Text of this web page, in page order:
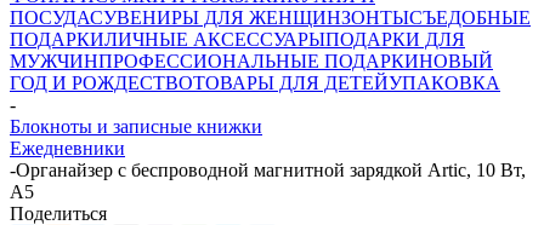
ПОСУДАСУВЕНИРЫ ДЛЯ ЖЕНЩИНЗОНТЫСЪЕДОБНЫЕ
ПОДАРКИЛИЧНЫЕ АКСЕССУАРЫПОДАРКИ ДЛЯ
МУЖЧИНПРОФЕССИОНАЛЬНЫЕ ПОДАРКИНОВЫЙ
ГОД И РОЖДЕСТВОТОВАРЫ ДЛЯ ДЕТЕЙУПАКОВКА
-
Блокноты и записные книжки
Ежедневники
-Органайзер с беспроводной магнитной зарядкой Artic, 10 Вт,
А5
Поделиться